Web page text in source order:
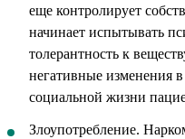
еще контролирует
начинает испытывать
толерантность к
негативные изменения
социальной жизни
Злоупотребление.